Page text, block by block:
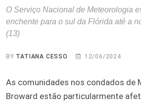
O Serviço Nacional de Meteorologia
enchente para o sul da Flórida até a
(13)
BY TATIANA CESSO 12/06/2024
As comunidades nos condados de
Broward estão particularmente